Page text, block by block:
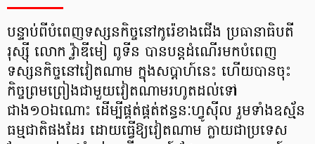
បន្ទាប់ពីបំពេញទស្សនកិច្ចនៅកូរ៉េខាងជើង ប្រធានាធិបតី
រុស្ស៊ី លោក វ្ល៉ាឌីមៀ ពូទីន បានបន្តដំណើរមកបំពេញ
ទស្សនកិច្ចនៅវៀតណាម ក្នុងសប្ដាហ៍នេះ ហើយបានចុះ
កិច្ចព្រមព្រៀងជាមួយវៀតណាមរហូតដល់ទៅ
ជាង១០ឯណោះ ដើម្បីផ្គត់ផ្គត់ឥន្ធនៈហ្វូស៊ីល រួមទាំងឧស្ម័ន
ធម្មជាតិផងដែរ ដោយធ្វើឱ្យវៀតណាម ក្លាយជាប្រទេស